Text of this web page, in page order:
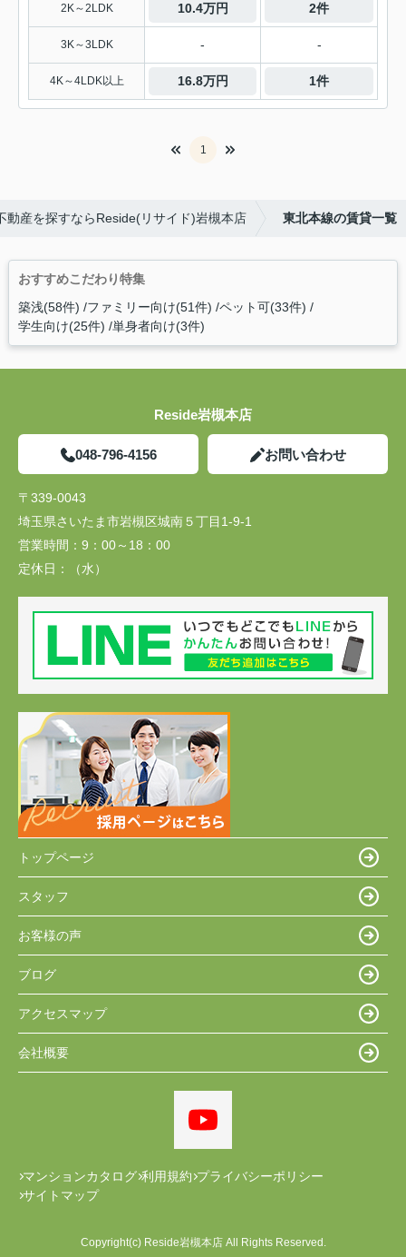
2K～2LDK 10.4万円 2件
3K～3LDK - -
4K～4LDK以上 16.8万円 1件
1
動産を探すならReside(リサイド)岩槻本店 東北本線の賃貸一覧
おすすめこだわり特集
築浅(58件) ファミリー向け(51件) ペット可(33件)
学生向け(25件) 単身者向け(3件)
Reside岩槻本店
048-796-4156 お問い合わせ
〒339-0043
埼玉県さいたま市岩槻区城南５丁目1-9-1
営業時間： 9：00～18：00
定休日：
（水）
トップページ
スタッフ
お客様の声
ブログ
アクセスマップ
会社概要
マンションカタログ 利用規約 プライバシーポリシー
サイトマップ
Copyright(c) Reside岩槻本店 All Rights Reserved.